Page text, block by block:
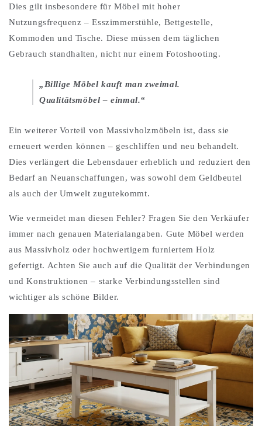
Dies gilt insbesondere für Möbel mit hoher
Nutzungsfrequenz – Esszimmerstühle, Bettgestelle,
Kommoden und Tische. Diese müssen dem täglichen
Gebrauch standhalten, nicht nur einem Fotoshooting.
„Billige Möbel kauft man zweimal.
Qualitätsmöbel – einmal.“
Ein weiterer Vorteil von Massivholzmöbeln ist, dass sie
erneuert werden können – geschliffen und neu behandelt.
Dies verlängert die Lebensdauer erheblich und reduziert den
Bedarf an Neuanschaffungen, was sowohl dem Geldbeutel
als auch der Umwelt zugutekommt.
Wie vermeidet man diesen Fehler? Fragen Sie den Verkäufer
immer nach genauen Materialangaben. Gute Möbel werden
aus Massivholz oder hochwertigem furniertem Holz
gefertigt. Achten Sie auch auf die Qualität der Verbindungen
und Konstruktionen – starke Verbindungsstellen sind
wichtiger als schöne Bilder.